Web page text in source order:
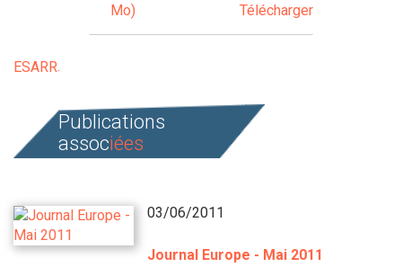
Mo)
Télécharger
ESARR
Publications
associées
03/06/2011
Journal Europe - Mai 2011